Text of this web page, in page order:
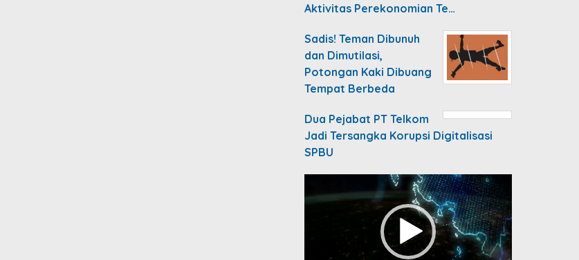
Aktivitas Perekonomian Te…
Sadis! Teman Dibunuh
dan Dimutilasi,
Potongan Kaki Dibuang
Tempat Berbeda
Dua Pejabat PT Telkom
Jadi Tersangka Korupsi Digitalisasi
SPBU
Player